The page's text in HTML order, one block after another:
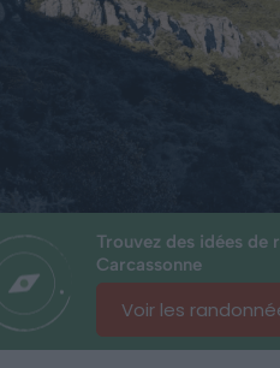
Trouvez des idées de
Carcassonne
Voir les